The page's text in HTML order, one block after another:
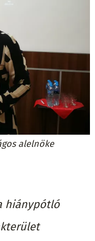
alelnöke
hiánypótló